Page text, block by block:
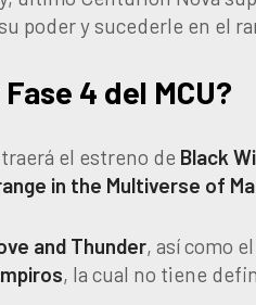
poder y sucederle en el
4 del MCU?
traerá el estreno de Black
in the Multiverse of
and Thunder, así como
, la cual no tiene